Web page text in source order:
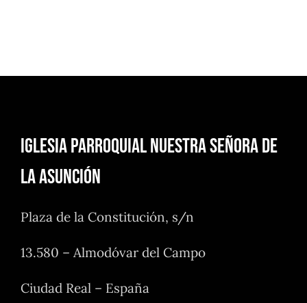
Iglesia Parroquial Nuestra Señora de
la Asunción
Plaza de la Constitución, s/n
13.580 – Almodóvar del Campo
Ciudad Real – España